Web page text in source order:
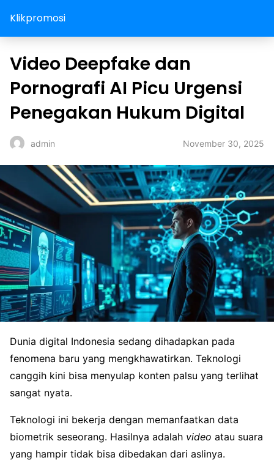
Klikpromosi
⁠Video Deepfake dan
Pornografi AI Picu Urgensi
Penegakan Hukum Digital
admin November 30, 2025
Dunia digital Indonesia sedang dihadapkan pada
fenomena baru yang mengkhawatirkan. Teknologi
canggih kini bisa menyulap konten palsu yang terlihat
sangat nyata.
Teknologi ini bekerja dengan memanfaatkan data
biometrik seseorang. Hasilnya adalah video atau suara
yang hampir tidak bisa dibedakan dari aslinya.